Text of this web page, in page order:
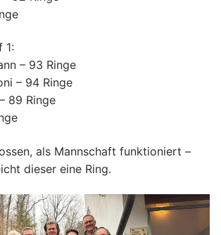
1:
– 93 Ringe
– 94 Ringe
89 Ringe
als Mannschaft funktioniert –
dieser eine Ring.